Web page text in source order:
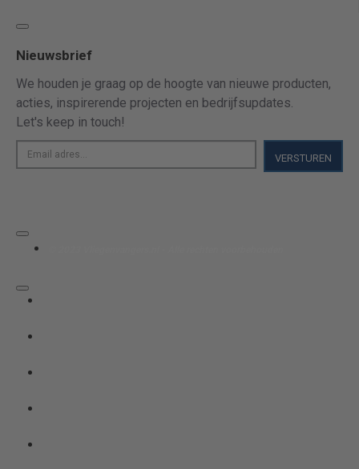
Nieuwsbrief
We houden je graag op de hoogte van nieuwe producten,
acties, inspirerende projecten en bedrijfsupdates.
Let's keep in touch!
adres...
VERSTUREN